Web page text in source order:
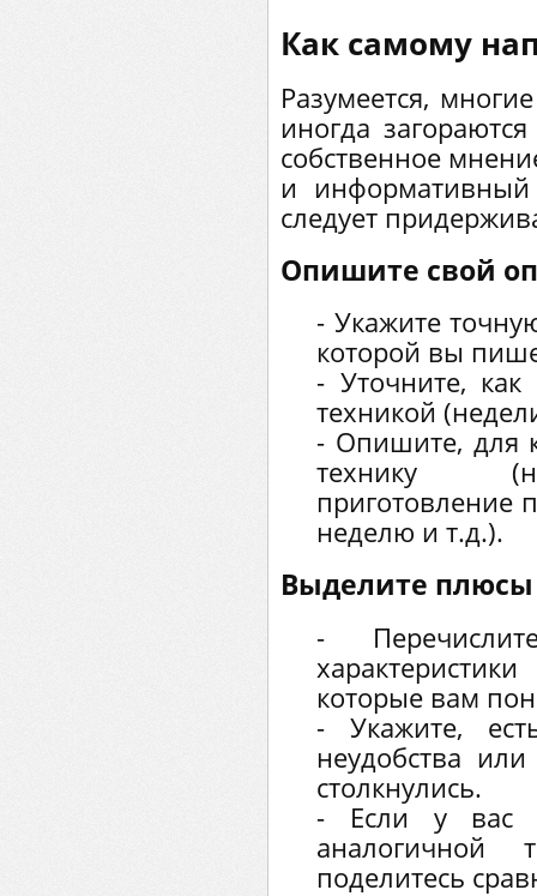
Как самому
Разумеется,
иногда
собственное
и
следует
Опишите свой
- Укажите
которой вы
- Уточните, как
техникой
- Опишите, для
технику
приготовление
неделю и т.д.).
Выделите
-
которые вам
- Укажите,
неудобства
столкнулись.
- Если у вас
аналогичной
поделитесь